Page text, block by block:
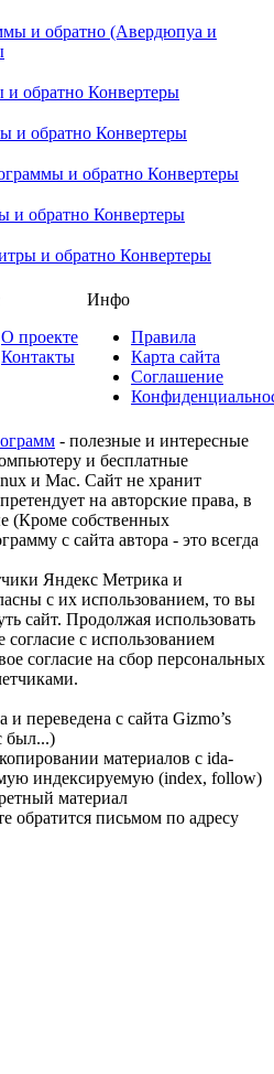
и обратно (Авердюпуа и
и обратно Конвертеры
и обратно Конвертеры
и обратно Конвертеры
и обратно Конвертеры
и обратно Конвертеры
О проекте
Контакты
Инфо
Правила
Карта сайта
Соглашение
- полезные и интересные
и бесплатные
и Mac. Сайт не хранит
на авторские права, в
(Кроме собственных
с сайта автора - это всегда
Яндекс Метрика и
с их использованием, то вы
сайт. Продолжая использовать
согласие с использованием
согласие на сбор персональных
и переведена с сайта Gizmo’s
был...)
материалов с ida-
индексируемую (index, follow)
материал
обратится письмом по адресу